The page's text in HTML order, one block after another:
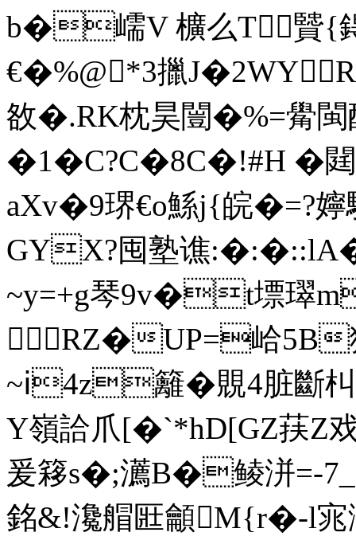
b�嶿V 櫎么T贒{鍀l
€�%@*3擸
敋�.RK枕昊闓�%=觷閩
�1�C?C�8C�!#H �
aXv�9琾€o鯀j{皖�=?
GYX?囤塾谯
~y=+g琴9v�t墂璻
RZ�UP=峆5B
~ⅰ4z籬�覞4脏斷朻
Y嶺詥爪[�`*hD[GZ荴
爰簃s�;瀳B�鲮洴=-
銘&!瀺艒匨龥M{r�-l宨